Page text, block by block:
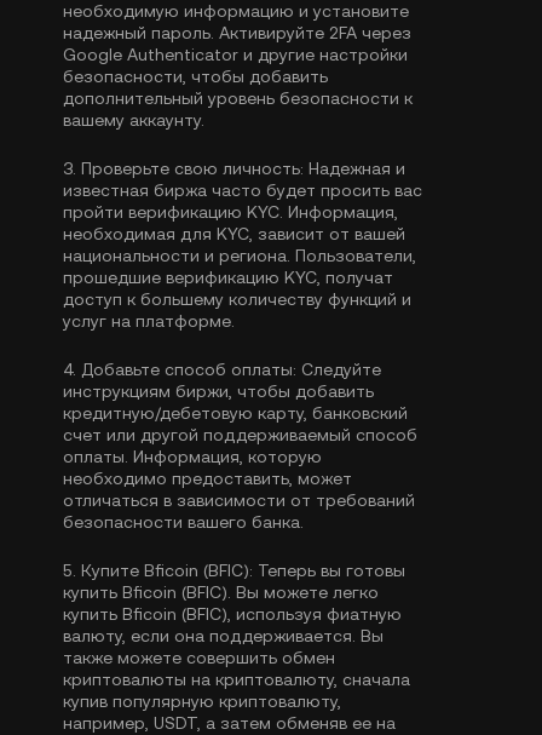
необходимую информацию и установите
надежный пароль. Активируйте 2FA через
Google Authenticator и другие настройки
безопасности, чтобы добавить
дополнительный уровень безопасности к
вашему аккаунту.
3. Проверьте свою личность: Надежная и
известная биржа часто будет просить вас
пройти верификацию KYC . Информация,
необходимая для KYC, зависит от вашей
национальности и региона. Пользователи,
прошедшие верификацию KYC, получат
доступ к большему количеству функций и
услуг на платформе.
4. Добавьте способ оплаты: Следуйте
инструкциям биржи, чтобы добавить
кредитную/дебетовую карту, банковский
счет или другой поддерживаемый способ
оплаты. Информация, которую
необходимо предоставить, может
отличаться в зависимости от требований
безопасности вашего банка.
5. Купите Bficoin (BFIC): Теперь вы готовы
купить Bficoin (BFIC). Вы можете легко
купить Bficoin (BFIC), используя фиатную
валюту, если она поддерживается. Вы
также можете совершить обмен
криптовалюты на криптовалюту, сначала
купив популярную криптовалюту,
например, USDT , а затем обменяв ее на